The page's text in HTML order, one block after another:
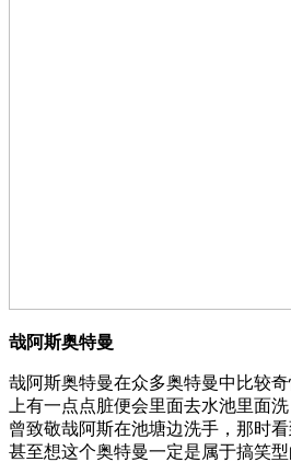
哉阿斯奥特曼
哉阿斯奥特曼在众多奥特曼中比较
上有一点点脏便会里面去水池里面
曾致敬哉阿斯在池塘边洗手，那时
甚至想这个奥特曼一定是属于搞笑